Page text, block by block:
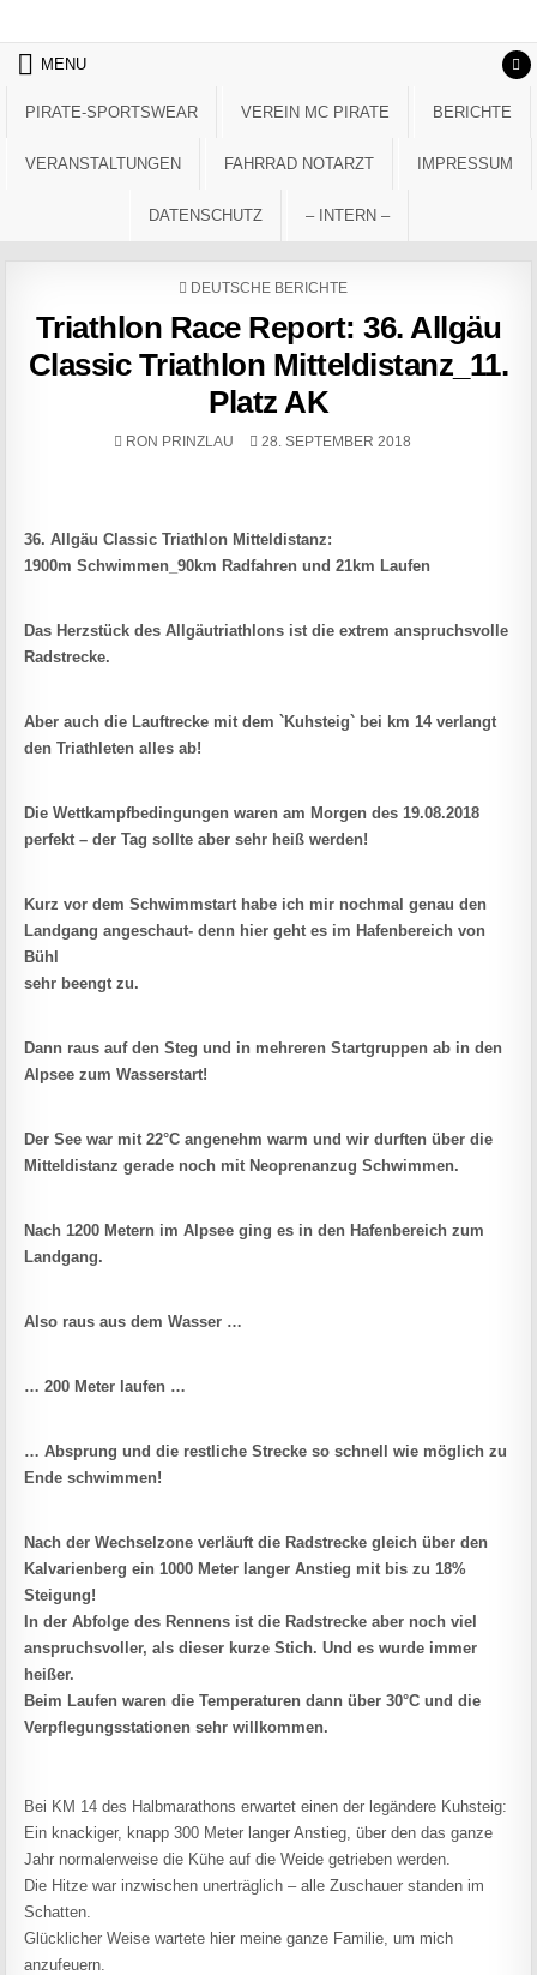
MENU
PIRATE-SPORTSWEAR VEREIN MC PIRATE BERICHTE
VERANSTALTUNGEN FAHRRAD NOTARZT IMPRESSUM
DATENSCHUTZ – INTERN –
POSTED IN
DEUTSCHE BERICHTE
Triathlon Race Report: 36. Allgäu
Classic Triathlon Mitteldistanz_11.
Platz AK
AUTHOR:
RON PRINZLAU PUBLISHED DATE:
28. SEPTEMBER 2018
36. Allgäu Classic Triathlon Mitteldistanz:
1900m Schwimmen_90km Radfahren und 21km Laufen
Das Herzstück des Allgäutriathlons ist die extrem anspruchsvolle
Radstrecke.
Aber auch die Lauftrecke mit dem `Kuhsteig` bei km 14 verlangt
den Triathleten alles ab!
Die Wettkampfbedingungen waren am Morgen des 19.08.2018
perfekt – der Tag sollte aber sehr heiß werden!
Kurz vor dem Schwimmstart habe ich mir nochmal genau den
Landgang angeschaut- denn hier geht es im Hafenbereich von
Bühl
sehr beengt zu.
Dann raus auf den Steg und in mehreren Startgruppen ab in den
Alpsee zum Wasserstart!
Der See war mit 22°C angenehm warm und wir durften über die
Mitteldistanz gerade noch mit Neoprenanzug Schwimmen.
Nach 1200 Metern im Alpsee ging es in den Hafenbereich zum
Landgang.
Also raus aus dem Wasser …
… 200 Meter laufen …
… Absprung und die restliche Strecke so schnell wie möglich zu
Ende schwimmen!
Nach der Wechselzone verläuft die Radstrecke gleich über den
Kalvarienberg ein 1000 Meter langer Anstieg mit bis zu 18%
Steigung!
In der Abfolge des Rennens ist die Radstrecke aber noch viel
anspruchsvoller, als dieser kurze Stich. Und es wurde immer
heißer.
Beim Laufen waren die Temperaturen dann über 30°C und die
Verpflegungsstationen sehr willkommen.
Bei KM 14 des Halbmarathons erwartet einen der legändere Kuhsteig:
Ein knackiger, knapp 300 Meter langer Anstieg, über den das ganze
Jahr normalerweise die Kühe auf die Weide getrieben werden.
Die Hitze war inzwischen unerträglich – alle Zuschauer standen im
Schatten.
Glücklicher Weise wartete hier meine ganze Familie, um mich
anzufeuern.